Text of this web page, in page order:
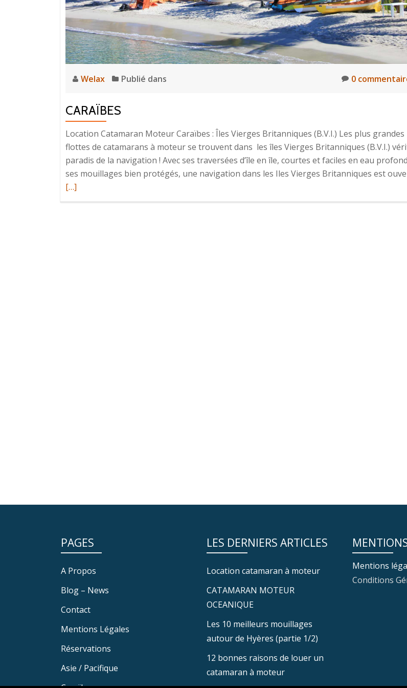
Welax Publié dans 0
CARAÏBES
Location Catamaran Moteur Caraïbes : Îles Vierges Britanniques (B.V.I.) Les plus grandes
flottes de catamarans à moteur se trouvent dans les îles Vierges Britanniques (B.V.I.)
paradis de la navigation ! Avec ses traversées d’île en île, courtes et faciles en eau
ses mouillages bien protégés, une navigation dans les Iles Vierges Britanniques est
[…]
PAGES
A Propos
Blog – News
Contact
Mentions Légales
Réservations
Asie / Pacifique
LES DERNIERS ARTICLES
Location catamaran à moteur
CATAMARAN MOTEUR
OCEANIQUE
Les 10 meilleurs mouillages
autour de Hyères (partie 1/2)
12 bonnes raisons de louer un
catamaran à moteur
Mentions
Conditions